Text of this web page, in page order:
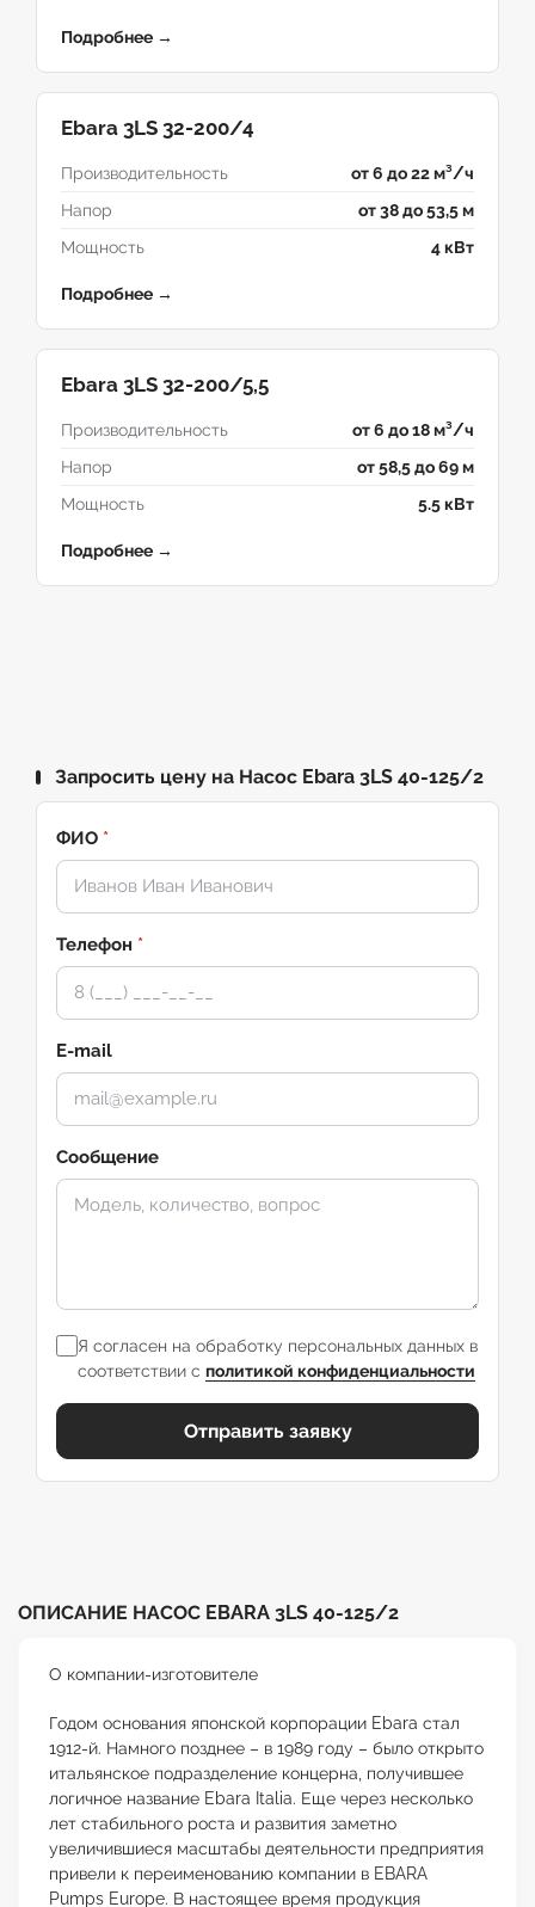
Подробнее →
Ebara 3LS 32-200/4
Производительность
от 6 до 22 м³/ч
Напор
от 38 до 53,5 м
Мощность
4 кВт
Подробнее →
Ebara 3LS 32-200/5,5
Производительность
от 6 до 18 м³/ч
Напор
от 58,5 до 69 м
Мощность
5.5 кВт
Подробнее →
Запросить цену на Насос Ebara 3LS 40-125/2
ФИО *
Телефон *
E-mail
Сообщение
Я согласен на обработку персональных данных в
соответствии с политикой конфиденциальности
Отправить заявку
ОПИСАНИЕ НАСОС EBARA 3LS 40-125/2
О компании-изготовителе
Годом основания японской корпорации Ebara стал
1912-й. Намного позднее – в 1989 году – было открыто
итальянское подразделение концерна, получившее
логичное название Ebara Italia. Еще через несколько
лет стабильного роста и развития заметно
увеличившиеся масштабы деятельности предприятия
привели к переименованию компании в EBARA
Pumps Europe. В настоящее время продукция